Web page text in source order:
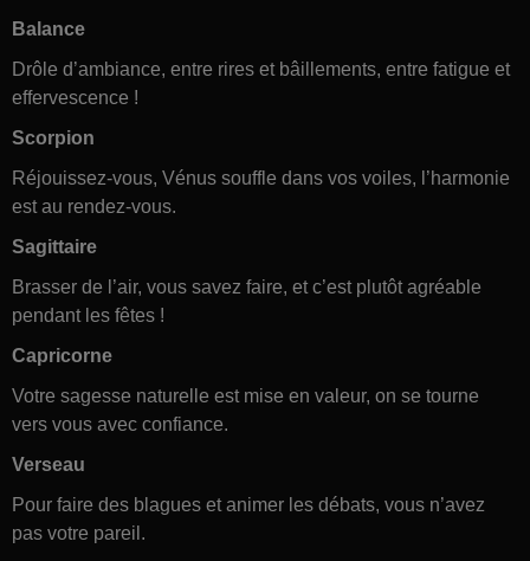
Balance
Drôle d’ambiance, entre rires et bâillements, entre fatigue et
effervescence !
Scorpion
Réjouissez-vous, Vénus souffle dans vos voiles, l’harmonie
est au rendez-vous.
Sagittaire
Brasser de l’air, vous savez faire, et c’est plutôt agréable
pendant les fêtes !
Capricorne
Votre sagesse naturelle est mise en valeur, on se tourne
vers vous avec confiance.
Verseau
Pour faire des blagues et animer les débats, vous n’avez
pas votre pareil.